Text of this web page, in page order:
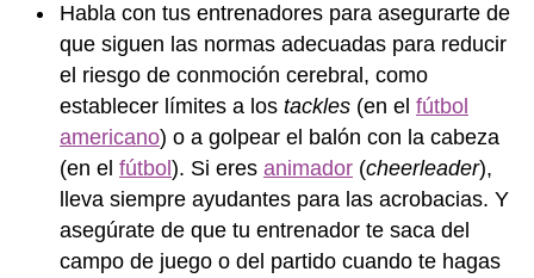
Habla con tus entrenadores para asegurarte de
que siguen las normas adecuadas para reducir
el riesgo de conmoción cerebral, como
establecer límites a los tackles (en el fútbol
americano) o a golpear el balón con la cabeza
(en el fútbol ). Si eres animador (cheerleader),
lleva siempre ayudantes para las acrobacias. Y
asegúrate de que tu entrenador te saca del
campo de juego o del partido cuando te hagas